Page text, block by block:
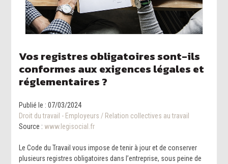
Vos registres obligatoires sont-ils
conformes aux exigences légales et
réglementaires ?
Publié le :07/03/2024
Droit du travail - Employeurs / Relation collectives au travail
Source : www.legisocial.fr
Le Code du Travail vous impose de tenir à jour et de conserver
plusieurs registres obligatoires dans l’entreprise, sous peine de